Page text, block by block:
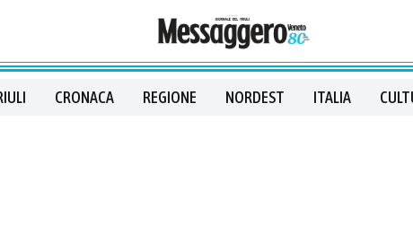
CRONACA REGIONE NORDEST ITALIA